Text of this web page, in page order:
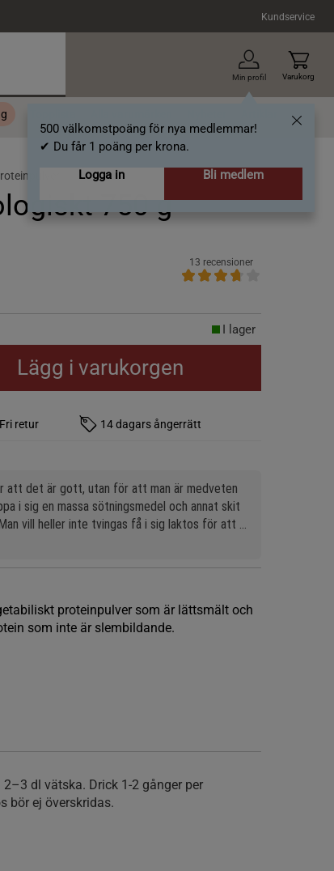
Kundservice
Min profil
500 välkomstpoäng för nya medlemmar!
✔ Du får 1 poäng per krona.
Logga in
Bli medlem
Varukorg
750 g
13 recensioner
I lager
Lägg i varukorgen
Fri retur 14 dagars ångerrätt
att det är gott, utan för att man är medveten
i sig en massa sötningsmedel och annat skit
vill heller inte tvingas få i sig laktos för att
helt ok. Vill man bli fin får man lida pin helt
proteinpulver som är lättsmält och
som inte är slembildande.
dl vätska. Drick 1-2 gånger per
bör ej överskridas.